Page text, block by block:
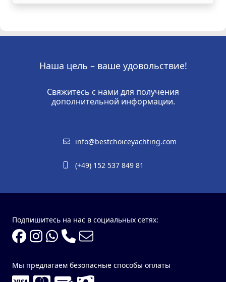
Наша цель – ваше удовольствие!
Свяжитесь с нами для получения
дополнительной информации.
info@bestchoiceyachting.com
(+49) 152 537 849 81
Подпишитесь на нас в социальных сетях:
Мы предлагаем безопасные способы оплаты